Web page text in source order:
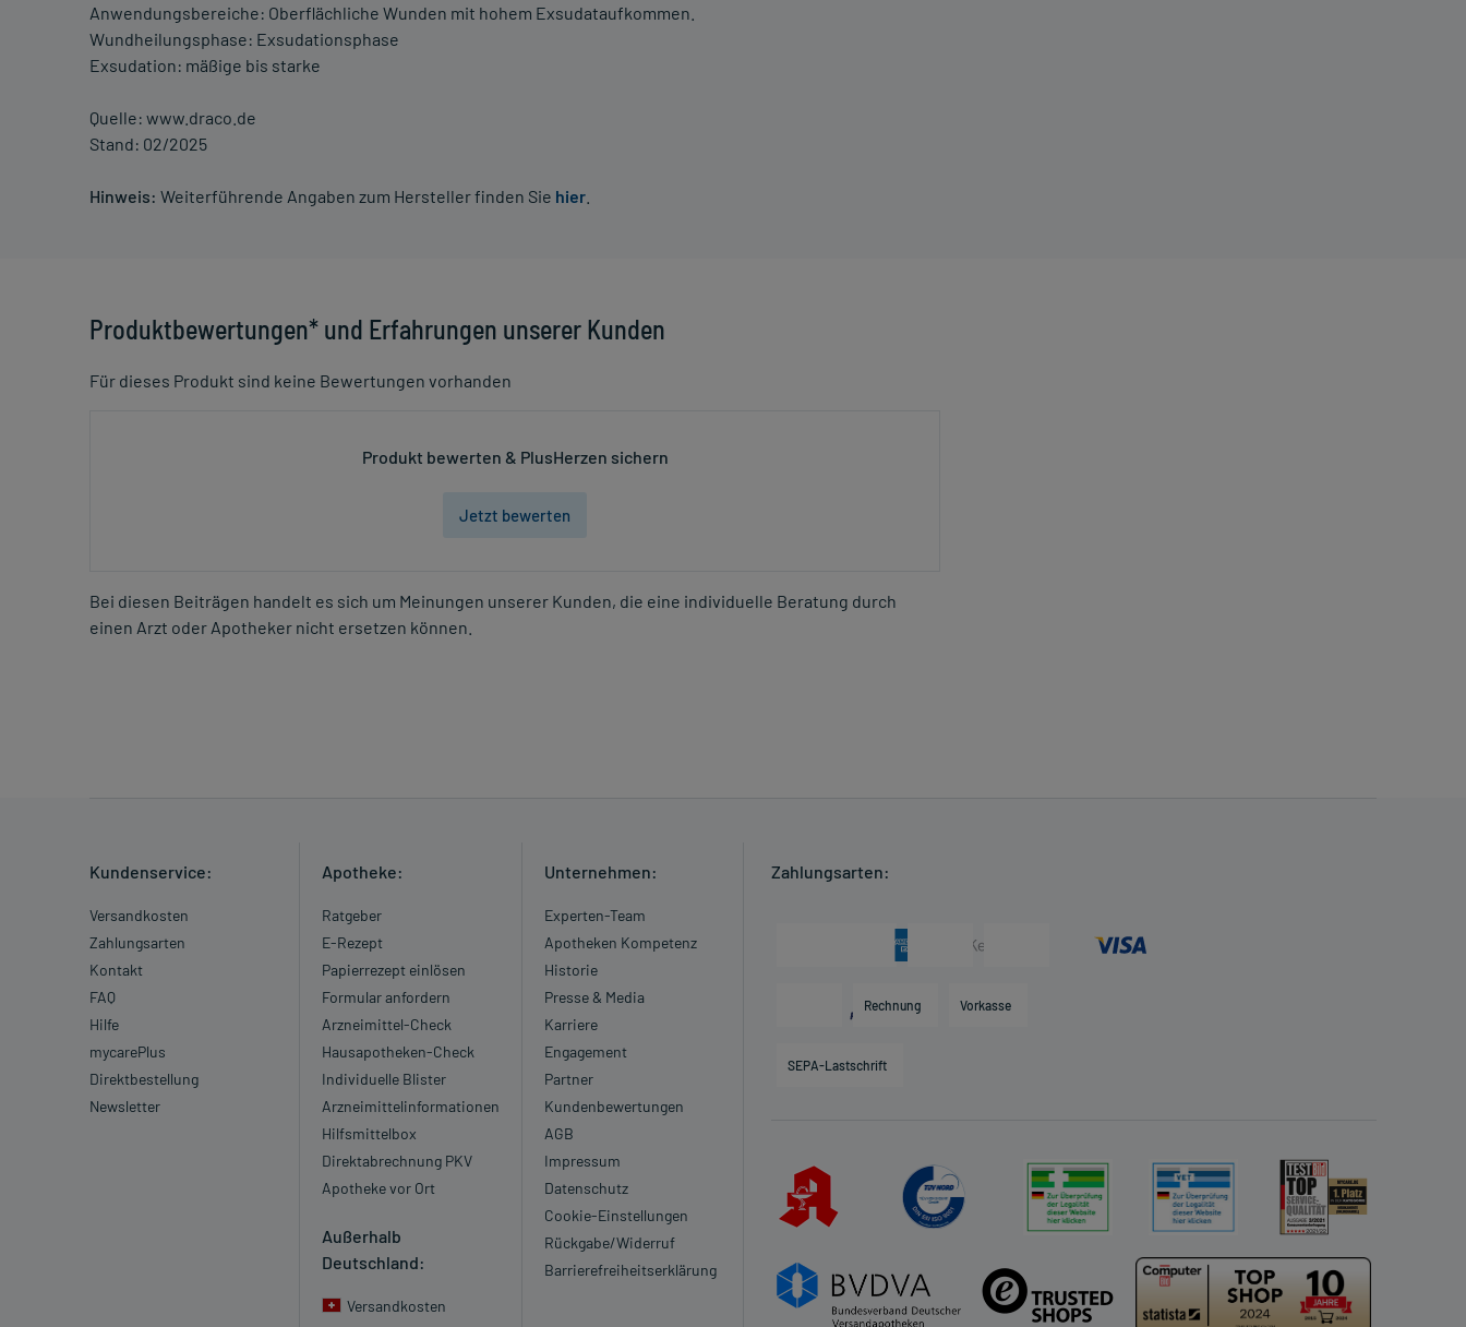
Anwendungsbereiche: Oberflächliche Wunden mit hohem Exsudataufkommen.
Wundheilungsphase: Exsudationsphase
Exsudation: mäßige bis starke
Quelle: www.draco.de
Stand: 02/2025
Hinweis: Weiterführende Angaben zum Hersteller finden Sie hier
Produktbewertungen* und Erfahrungen unserer Kunden
Für dieses Produkt sind keine Bewertungen vorhanden
Produkt bewerten & PlusHerzen sichern
Jetzt bewerten
Bei diesen Beiträgen handelt es sich um Meinungen unserer Kunden, die eine individuelle Beratung durch
einen Arzt oder Apotheker nicht ersetzen können.
Kundenservice:
Versandkosten
Zahlungsarten
Kontakt
FAQ
Hilfe
mycarePlus
Direktbestellung
Newsletter
Apotheke:
Ratgeber
E-Rezept
Papierrezept einlösen
Formular anfordern
Arzneimittel-Check
Hausapotheken-Check
Individuelle Blister
Arzneimittelinformationen
Hilfsmittelbox
Direktabrechnung PKV
Apotheke vor Ort
Außerhalb
Deutschland:
Versandkosten
Unternehmen:
Experten-Team
Apotheken Kompetenz
Historie
Presse & Media
Karriere
Engagement
Partner
Kundenbewertungen
AGB
Impressum
Datenschutz
Cookie-Einstellungen
Rückgabe/Widerruf
Barrierefreiheitserklärung
Zahlungsarten:
Rechnung Vorkasse
SEPA-Lastschrift